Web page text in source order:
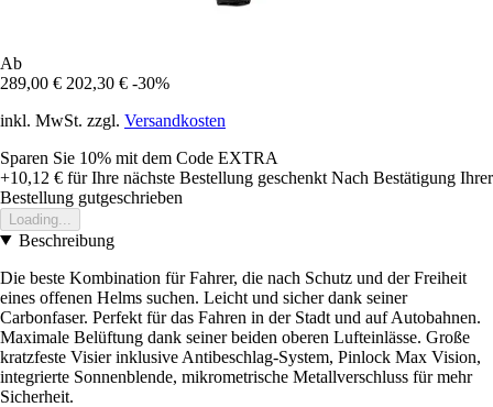
Ab
289,00 € 202,30 € -30%
inkl. MwSt. zzgl. Versandkosten
Sparen Sie 10% mit dem Code EXTRA
+10,12 € für Ihre nächste Bestellung geschenkt Nach Bestätigung Ihrer
Bestellung gutgeschrieben
Loading...
Beschreibung
Die beste Kombination für Fahrer, die nach Schutz und der Freiheit
eines offenen Helms suchen. Leicht und sicher dank seiner
Carbonfaser. Perfekt für das Fahren in der Stadt und auf Autobahnen.
Maximale Belüftung dank seiner beiden oberen Lufteinlässe. Große
kratzfeste Visier inklusive Antibeschlag-System, Pinlock Max Vision,
integrierte Sonnenblende, mikrometrische Metallverschluss für mehr
Sicherheit.